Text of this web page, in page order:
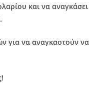
και να
για να αναγκαστούν